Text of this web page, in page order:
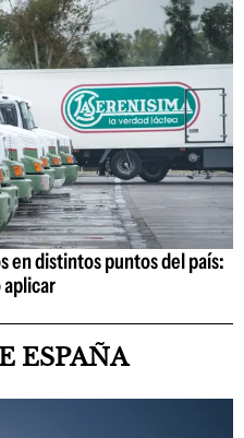
en distintos puntos del país:
aplicar
ESPAÑA